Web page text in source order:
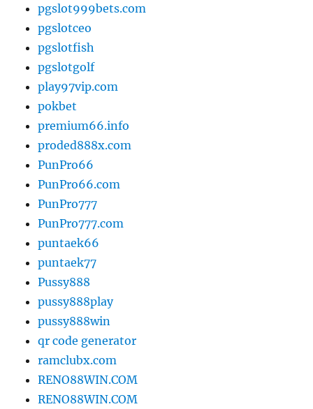
pgslot999bets.com
pgslotceo
pgslotfish
pgslotgolf
play97vip.com
pokbet
premium66.info
proded888x.com
PunPro66
PunPro66.com
PunPro777
PunPro777.com
puntaek66
puntaek77
Pussy888
pussy888play
pussy888win
qr code generator
ramclubx.com
RENO88WIN.COM
RENO88WIN.COM